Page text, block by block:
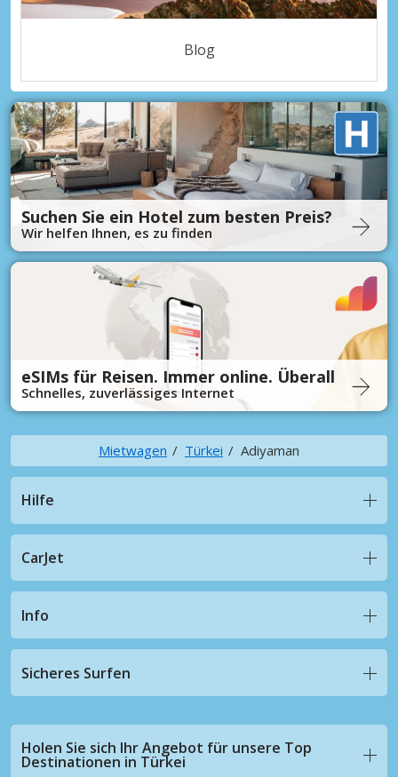
Blog
Suchen Sie ein Hotel zum besten Preis?
Wir helfen Ihnen, es zu finden
eSIMs für Reisen. Immer online. Überall
Schnelles, zuverlässiges Internet
Mietwagen Türkei Adiyaman
Hilfe
CarJet
Info
Sicheres Surfen
Holen Sie sich Ihr Angebot für unsere Top
Destinationen in Türkei